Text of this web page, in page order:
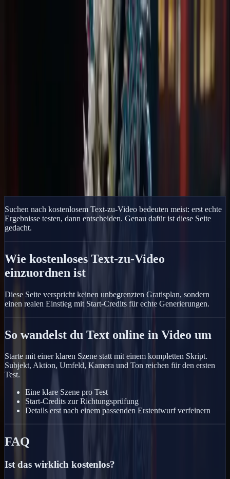
Prompt-Chat Galerie Preise
Delphin-Ressource/
Delphin Text zu Video
Delphin Text zu Video
Verwandle Prompt-Ideen und Skript-Notizen in KI-Videos. Delphin
lässt dich Text-zu-Video online mit kostenlosen Start-Credits testen.
Galerie ansehen
Suchen nach kostenlosem Text-zu-Video bedeuten meist: erst echte
Ergebnisse testen, dann entscheiden. Genau dafür ist diese Seite
gedacht.
Wie kostenloses Text-zu-Video
einzuordnen ist
Diese Seite verspricht keinen unbegrenzten Gratisplan, sondern
einen realen Einstieg mit Start-Credits für echte Generierungen.
So wandelst du Text online in Video um
Starte mit einer klaren Szene statt mit einem kompletten Skript.
Subjekt, Aktion, Umfeld, Kamera und Ton reichen für den ersten
Test.
Eine klare Szene pro Test
Start-Credits zur Richtungsprüfung
Details erst nach einem passenden Erstentwurf verfeinern
FAQ
Ist das wirklich kostenlos?